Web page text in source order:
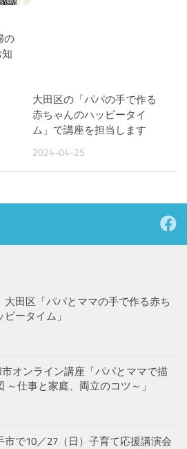
の
大田区の「パパの手で作る
赤ちゃんのハッピータイ
ム」で講座を担当します
2024-04-25
大田区「パパとママの手で作る赤ち
ータイム」
オンライン講座「パパとママで描
～仕事と家庭、両立のコツ～」
市で10／27（日）子育て応援講演会